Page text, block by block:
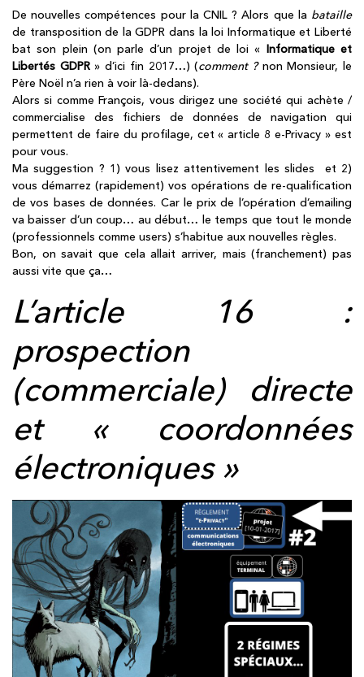
De nouvelles compétences pour la CNIL ? Alors que la bataille
de transposition de la GDPR dans la loi Informatique et Liberté
bat son plein (on parle d’un projet de loi « Informatique et
Libertés GDPR» d’ici fin 2017…) (comment ?non Monsieur, le
Père Noël n’a rien à voir là-dedans).
Alors si comme François, vous dirigez une société qui achète /
commercialise des fichiers de données de navigation qui
permettent de faire du profilage, cet « article 8 e-Privacy » est
pour vous.
Ma suggestion ? 1) vous lisez attentivement les slides et 2)
vous démarrez (rapidement) vos opérations de re-qualification
de vos bases de données. Car le prix de l’opération d’emailing
va baisser d’un coup… au début… le temps que tout le monde
(professionnels comme users) s’habitue aux nouvelles règles.
Bon, on savait que cela allait arriver, mais (franchement) pas
aussi vite que ça…
L’article 16 :
prospection
(commerciale) directe
et « coordonnées
électroniques »